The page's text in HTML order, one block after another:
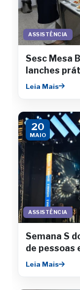
ASSISTÊNCIA
Sesc Mesa
lanches
Leia Mais
20
MAIO
ASSISTÊNCIA
Semana S
de pessoas
Sergipe
Leia Mais